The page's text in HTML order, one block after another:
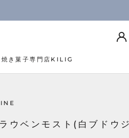
焼き菓子専門店KILIG
ウベンモスト(白ブドウ